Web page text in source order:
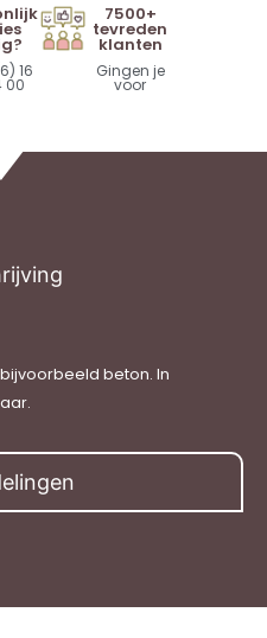
16
00
7500+
tevreden
klanten
Gingen je
voor
beton. In